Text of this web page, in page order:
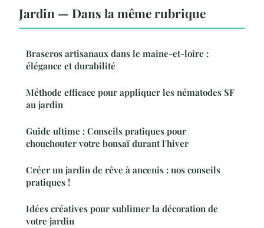
Jardin — Dans la même rubrique
Braseros artisanaux dans le maine-et-loire :
élégance et durabilité
Méthode efficace pour appliquer les nématodes SF
au jardin
Guide ultime : Conseils pratiques pour
chouchouter votre bonsaï durant l'hiver
Créer un jardin de rêve à ancenis : nos conseils
pratiques !
Idées créatives pour sublimer la décoration de
votre jardin